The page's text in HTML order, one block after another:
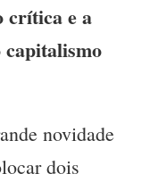
crítica e a
capitalismo
novidade
dois